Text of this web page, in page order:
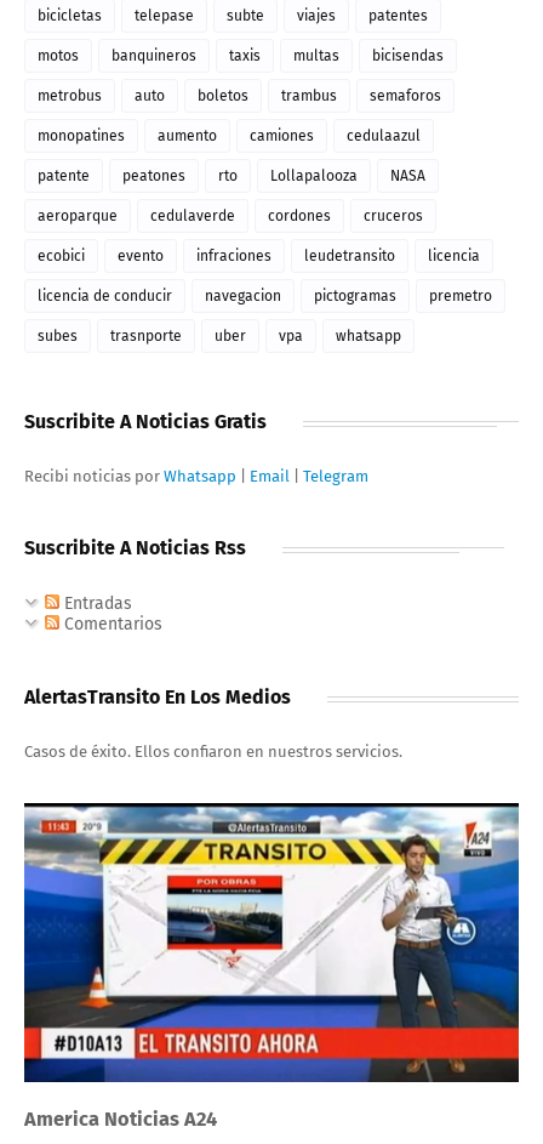
bicicletas telepase subte viajes patentes
motos banquineros taxis multas bicisendas
metrobus auto boletos trambus semaforos
monopatines aumento camiones cedulaazul
patente peatones rto Lollapalooza NASA
aeroparque cedulaverde cordones cruceros
ecobici evento infraciones leudetransito licencia
licencia de conducir navegacion pictogramas premetro
subes trasnporte uber vpa whatsapp
Suscribite A Noticias Gratis
Recibi noticias por Whatsapp Email Telegram
Suscribite A Noticias Rss
Entradas
Comentarios
AlertasTransito En Los Medios
Casos de éxito. Ellos confiaron en nuestros servicios.
America Noticias A24